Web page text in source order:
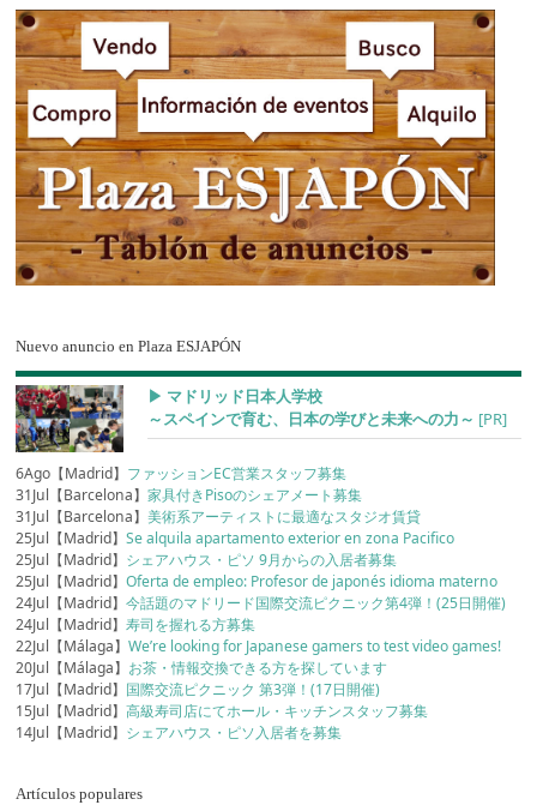
Nuevo anuncio en Plaza ESJAPÓN
▶︎ マドリッド日本人学校
～スペインで育む、日本の学びと未来への力～ [PR]
6Ago【Madrid】 ファッションEC営業スタッフ募集
31Jul【Barcelona】家具付きPisoのシェアメート募集
31Jul【Barcelona】美術系アーティストに最適なスタジオ賃貸
25Jul【Madrid】Se alquila apartamento exterior en zona Pacifico
25Jul【Madrid】 シェアハウス・ピソ 9月からの入居者募集
25Jul【Madrid】Oferta de empleo: Profesor de japonés idioma materno
24Jul【Madrid】今話題のマドリード国際交流ピクニック第4弾！(25日開催)
24Jul【Madrid】寿司を握れる方募集
22Jul【Málaga】We’re looking for Japanese gamers to test video games!
20Jul【Málaga】 お茶・情報交換できる方を探しています
17Jul【Madrid】 国際交流ピクニック 第3弾！(17日開催)
15Jul【Madrid】高級寿司店にてホール・キッチンスタッフ募集
14Jul【Madrid】 シェアハウス・ピソ入居者を募集
Artículos populares